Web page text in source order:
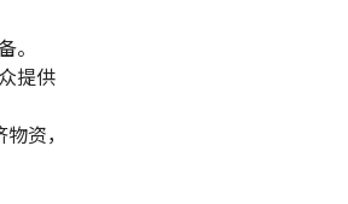
。
提供
资，